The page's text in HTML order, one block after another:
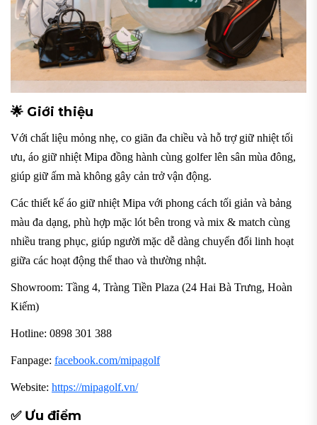
🌟 Giới thiệu
Với chất liệu mỏng nhẹ, co giãn đa chiều và hỗ trợ giữ nhiệt tối
ưu, áo giữ nhiệt Mipa đồng hành cùng golfer lên sân mùa đông,
giúp giữ ấm mà không gây cản trở vận động.
Các thiết kế áo giữ nhiệt Mipa với phong cách tối giản và bảng
màu đa dạng, phù hợp mặc lót bên trong và mix & match cùng
nhiều trang phục, giúp người mặc dễ dàng chuyển đổi linh hoạt
giữa các hoạt động thể thao và thường nhật.
Showroom: Tầng 4, Tràng Tiền Plaza (24 Hai Bà Trưng, Hoàn
Kiếm)
Hotline: 0898 301 388
Fanpage: facebook.com/mipagolf
Website: https://mipagolf.vn/
✅ Ưu điểm